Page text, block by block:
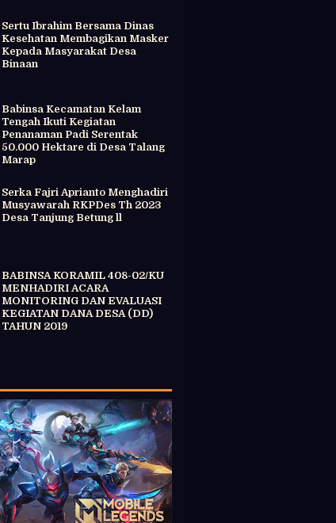
Sertu Ibrahim Bersama Dinas
Kesehatan Membagikan Masker
Kepada Masyarakat Desa
Binaan
Babinsa Kecamatan Kelam
Tengah Ikuti Kegiatan
Penanaman Padi Serentak
50.000 Hektare di Desa Talang
Marap
Serka Fajri Aprianto Menghadiri
Musyawarah RKPDes Th 2023
Desa Tanjung Betung ll
BABINSA KORAMIL 408-02/KU
MENHADIRI ACARA
MONITORING DAN EVALUASI
KEGIATAN DANA DESA (DD)
TAHUN 2019